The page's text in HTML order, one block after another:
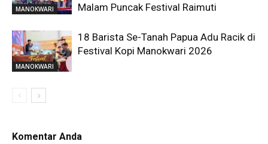
MANOKWARI
Malam Puncak Festival Raimuti
MANOKWARI
18 Barista Se-Tanah Papua Adu Racik di
Festival Kopi Manokwari 2026
Komentar Anda